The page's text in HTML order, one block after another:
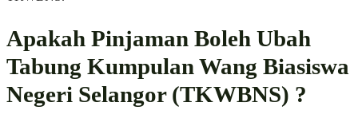
Apakah Pinjaman Boleh Ubah
Tabung Kumpulan Wang Biasiswa
Negeri Selangor (TKWBNS) ?